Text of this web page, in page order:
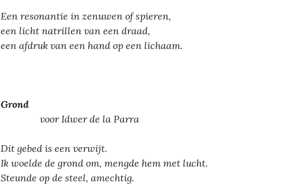
Een resonantie in zenuwen of spieren,
een licht natrillen van een draad,
een afdruk van een hand op een lichaam.
Grond
voor Idwer de la Parra
Dit gebed is een verwijt.
Ik woelde de grond om, mengde hem met lucht.
Steunde op de steel, amechtig.